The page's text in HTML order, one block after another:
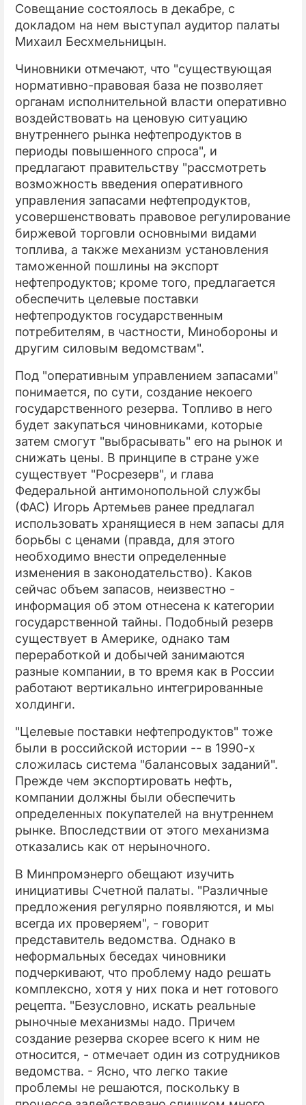
Совещание состоялось в декабре, с
докладом на нем выступал аудитор палаты
Михаил Бесхмельницын.
Чиновники отмечают, что "существующая
нормативно-правовая база не позволяет
органам исполнительной власти оперативно
воздействовать на ценовую ситуацию
внутреннего рынка нефтепродуктов в
периоды повышенного спроса", и
предлагают правительству "рассмотреть
возможность введения оперативного
управления запасами нефтепродуктов,
усовершенствовать правовое регулирование
биржевой торговли основными видами
топлива, а также механизм установления
таможенной пошлины на экспорт
нефтепродуктов; кроме того, предлагается
обеспечить целевые поставки
нефтепродуктов государственным
потребителям, в частности, Минобороны и
другим силовым ведомствам".
Под "оперативным управлением запасами"
понимается, по сути, создание некоего
государственного резерва. Топливо в него
будет закупаться чиновниками, которые
затем смогут "выбрасывать" его на рынок и
снижать цены. В принципе в стране уже
существует "Росрезерв", и глава
Федеральной антимонопольной службы
(ФАС) Игорь Артемьев ранее предлагал
использовать хранящиеся в нем запасы для
борьбы с ценами (правда, для этого
необходимо внести определенные
изменения в законодательство). Каков
сейчас объем запасов, неизвестно -
информация об этом отнесена к категории
государственной тайны. Подобный резерв
существует в Америке, однако там
переработкой и добычей занимаются
разные компании, в то время как в России
работают вертикально интегрированные
холдинги.
"Целевые поставки нефтепродуктов" тоже
были в российской истории -- в 1990-х
сложилась система "балансовых заданий".
Прежде чем экспортировать нефть,
компании должны были обеспечить
определенных покупателей на внутреннем
рынке. Впоследствии от этого механизма
отказались как от нерыночного.
В Минпромэнерго обещают изучить
инициативы Счетной палаты. "Различные
предложения регулярно появляются, и мы
всегда их проверяем", - говорит
представитель ведомства. Однако в
неформальных беседах чиновники
подчеркивают, что проблему надо решать
комплексно, хотя у них пока и нет готового
рецепта. "Безусловно, искать реальные
рыночные механизмы надо. Причем
создание резерва скорее всего к ним не
относится, - отмечает один из сотрудников
ведомства. - Ясно, что легко такие
проблемы не решаются, поскольку в